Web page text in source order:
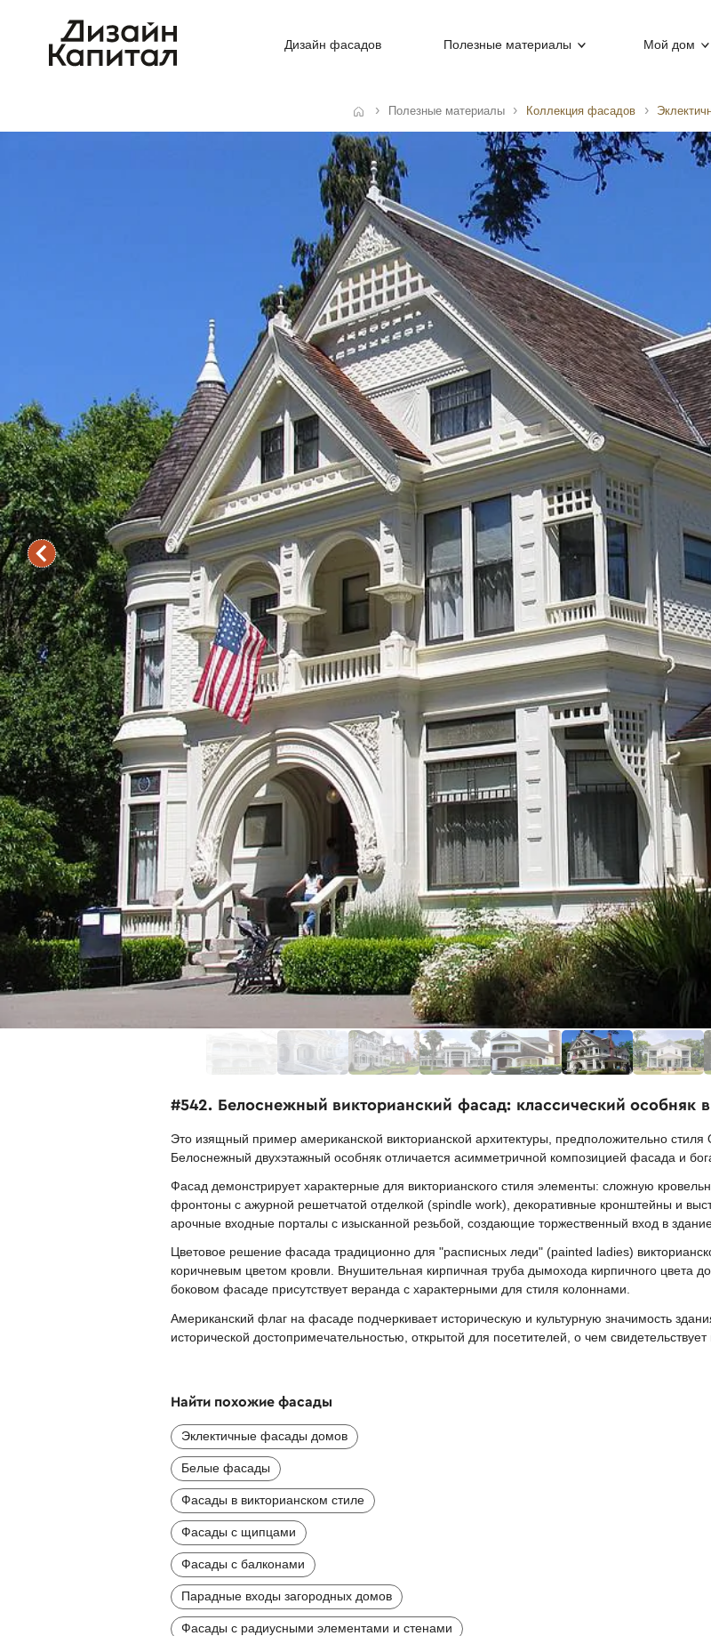
Дизайн фасадов Полезные материалы Мой дом
Полезные материалы Коллекция фасадов
#542. Белоснежный викторианский фасад: классический особняк
Это изящный пример американской викторианской архитектуры, предположительно стиля
Белоснежный двухэтажный особняк отличается асимметричной композицией фасада и
Фасад демонстрирует характерные для викторианского стиля элементы: сложную
фронтоны с ажурной решетчатой отделкой (spindle work), декоративные кронштейны и
арочные входные порталы с изысканной резьбой, создающие торжественный вход в
Цветовое решение фасада традиционно для "расписных леди" (painted ladies)
коричневым цветом кровли. Внушительная кирпичная труба дымохода кирпичного цвета
боковом фасаде присутствует веранда с характерными для стиля колоннами.
Американский флаг на фасаде подчеркивает историческую и культурную значимость
исторической достопримечательностью, открытой для посетителей, о чем
Найти похожие фасады
Эклектичные фасады домов
Белые фасады
Фасады в викторианском стиле
Фасады с щипцами
Фасады с балконами
Парадные входы загородных домов
Фасады с радиусными элементами и стенами